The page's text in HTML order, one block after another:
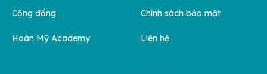
Cộng đồng
Hoàn Mỹ Academy
Chính sách bảo mật
Liên hệ